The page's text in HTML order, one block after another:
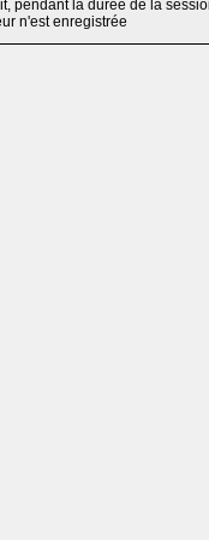
pendant la durée de la
n'est enregistrée